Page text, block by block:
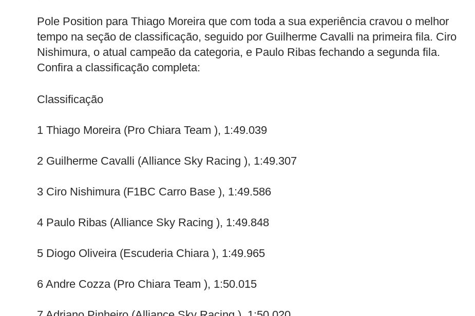
Pole Position para Thiago Moreira que com toda a sua experiência cravou o melhor
tempo na seção de classificação, seguido por Guilherme Cavalli na primeira fila. Ciro
Nishimura, o atual campeão da categoria, e Paulo Ribas fechando a segunda fila.
Confira a classificação completa:
Classificação
1 Thiago Moreira (Pro Chiara Team ), 1:49.039
2 Guilherme Cavalli (Alliance Sky Racing ), 1:49.307
3 Ciro Nishimura (F1BC Carro Base ), 1:49.586
4 Paulo Ribas (Alliance Sky Racing ), 1:49.848
5 Diogo Oliveira (Escuderia Chiara ), 1:49.965
6 Andre Cozza (Pro Chiara Team ), 1:50.015